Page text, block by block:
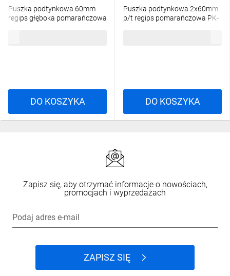
Puszka podtynkowa 60mm
regips głęboka pomarańczowa
DO KOSZYKA
Puszka podtynkowa 2x60mm
p/t regips pomarańczowa PK-
DO KOSZYKA
Zapisz się, aby otrzymać informacje o nowościach,
promocjach i wyprzedażach
Podaj adres e-mail
ZAPISZ SIĘ